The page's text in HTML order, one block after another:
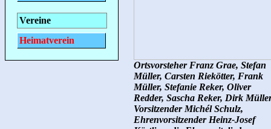
Vereine
Heimatverein
Ortsvorsteher Franz Grae, Stefan
Müller, Carsten Riekötter, Frank
Müller, Stefanie Reker, Oliver
Redder, Sascha Reker, Dirk
Vorsitzender Michél Schulz,
Ehrenvorsitzender Heinz-Josef